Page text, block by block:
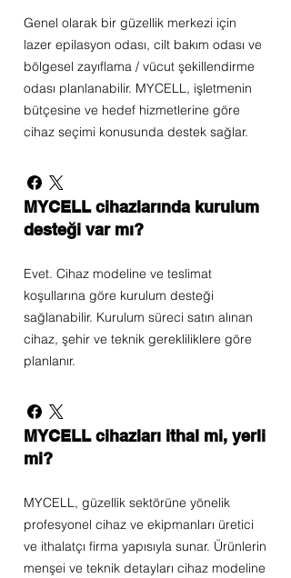
Genel olarak bir güzellik merkezi için
lazer epilasyon odası, cilt bakım odası ve
bölgesel zayıflama / vücut şekillendirme
odası planlanabilir. MYCELL, işletmenin
bütçesine ve hedef hizmetlerine göre
cihaz seçimi konusunda destek sağlar.
MYCELL cihazlarında kurulum
desteği var mı?
Evet. Cihaz modeline ve teslimat
koşullarına göre kurulum desteği
sağlanabilir. Kurulum süreci satın alınan
cihaz, şehir ve teknik gerekliliklere göre
planlanır.
MYCELL cihazları ithal mi, yerli
mi?
MYCELL, güzellik sektörüne yönelik
profesyonel cihaz ve ekipmanları üretici
ve ithalatçı firma yapısıyla sunar. Ürünlerin
menşei ve teknik detayları cihaz modeline